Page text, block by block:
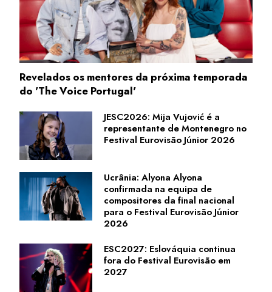
Revelados os mentores da próxima temporada
do 'The Voice Portugal'
JESC2026: Mija Vujović é a
representante de Montenegro no
Festival Eurovisão Júnior 2026
Ucrânia: Alyona Alyona
confirmada na equipa de
compositores da final nacional
para o Festival Eurovisão Júnior
2026
ESC2027: Eslováquia continua
fora do Festival Eurovisão em
2027